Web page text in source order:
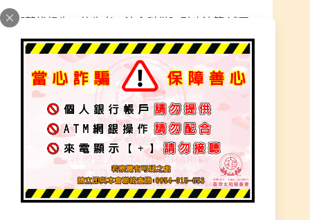
【薦拔祖先、往生者．法會科儀】引魂法節.滅罪
水懺
【順天會員 ．解連赦罪法會科儀】三官賜福赦罪
解厄
法會結束後，道場收拾: 供品桌拆下、供品裝箱、
擦盤子、掃地、拖地、廁所清潔、道場清潔、收納
整理、排列整齊、所有物品就定位、所有供品分
類，載往教養院關懷，感恩大圓滿~